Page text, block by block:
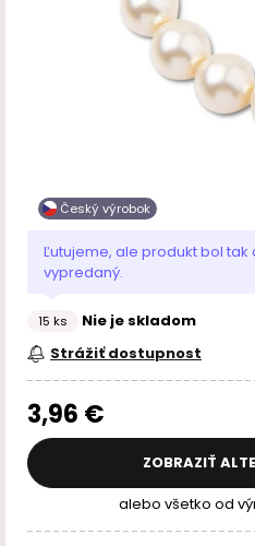
Český výrobok
Ľutujeme, ale produkt bol
vypredaný.
15 ks
Nie je skladom
Strážiť dostupnost
3,96 €
ZOBRAZIŤ
alebo všetko od